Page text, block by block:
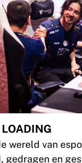
wereld van
gedragen en